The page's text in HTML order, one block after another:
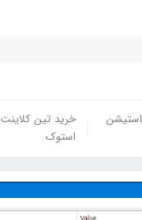
خرید تین کلاینت
استوک